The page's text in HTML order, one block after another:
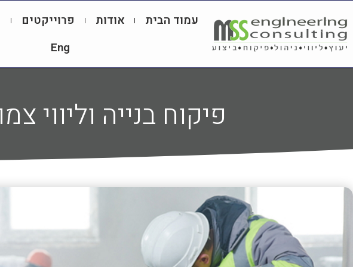
עמוד הבית אודות פרוייקטים
Eng
פיקוח בנייה וליווי